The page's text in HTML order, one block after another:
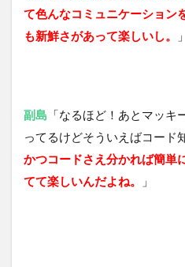
て色んなコミュニケーション
も新鮮さがあって楽しいし。
」
副島 「なるほど！あとマッ
ってるけどそういえばコード
かつコードさえ分かれば簡単
てて楽しいんだよね。
」